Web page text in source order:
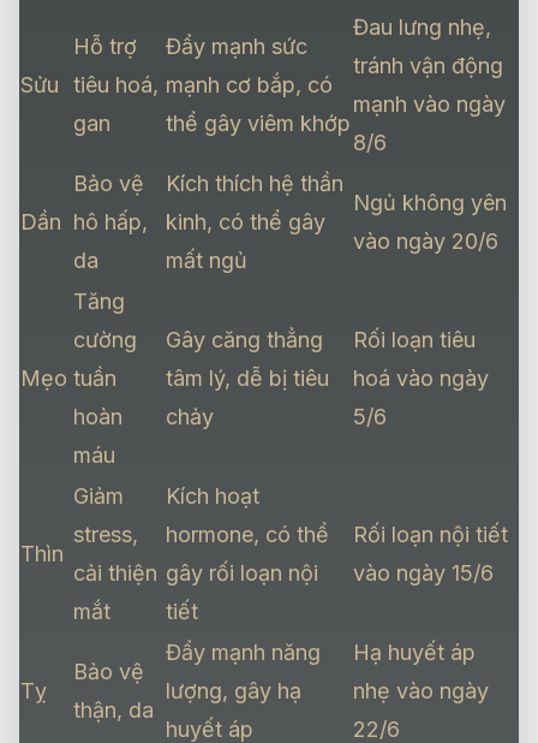
Sửu
Hỗ trợ
tiêu hoá,
gan
Đẩy mạnh sức
mạnh cơ bắp, có
thể gây viêm khớp
Đau lưng nhẹ,
tránh vận động
mạnh vào ngày
8/6
Dần
Bảo vệ
hô hấp,
da
Kích thích hệ thần
kinh, có thể gây
mất ngủ
Ngủ không yên
vào ngày 20/6
Mẹo
Tăng
cường
tuần
hoàn
máu
Gây căng thẳng
tâm lý, dễ bị tiêu
chảy
Rối loạn tiêu
hoá vào ngày
5/6
Thìn
Giảm
stress,
cải thiện
mắt
Kích hoạt
hormone, có thể
gây rối loạn nội
tiết
Rối loạn nội tiết
vào ngày 15/6
Tỵ
Bảo vệ
thận, da
Đẩy mạnh năng
lượng, gây hạ
huyết áp
Hạ huyết áp
nhẹ vào ngày
22/6